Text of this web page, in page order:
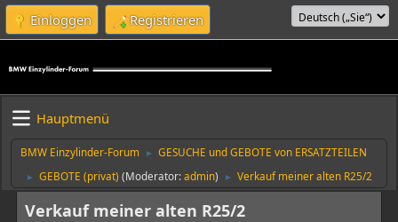
Einloggen Registrieren
Hauptmenü
BMW Einzylinder-Forum ► GESUCHE und GEBOTE von ERSATZTEILEN
► GEBOTE (privat) (Moderator:admin) ► Verkauf meiner alten R25/2
Verkauf meiner alten R25/2